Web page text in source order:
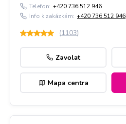
Telefon: +420 736 512 946
Info k zakázkám: +420 736 512 946
(1103)
Zavolat
Mapa centra